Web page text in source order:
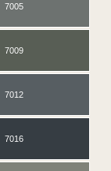
7005
7009
7012
7016